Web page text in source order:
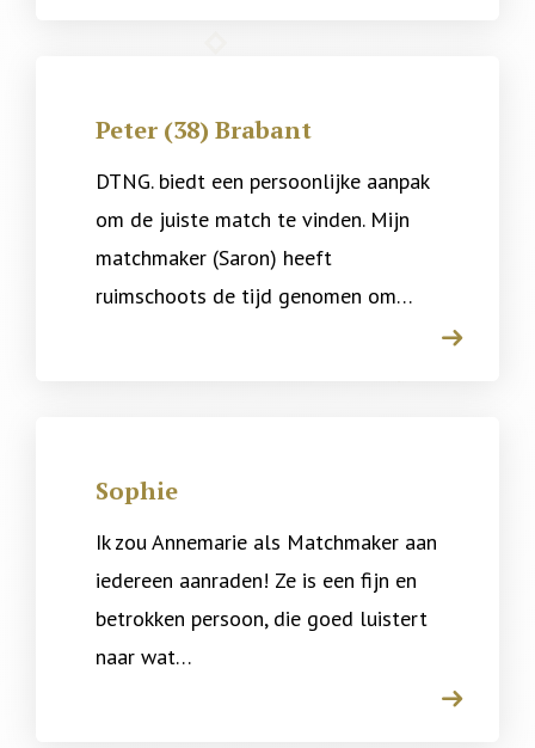
Peter (38) Brabant
DTNG. biedt een persoonlijke aanpak
om de juiste match te vinden. Mijn
matchmaker (Saron) heeft
ruimschoots de tijd genomen om…
arrow
Sophie
Ik zou Annemarie als Matchmaker aan
iedereen aanraden! Ze is een fijn en
betrokken persoon, die goed luistert
naar wat…
arrow